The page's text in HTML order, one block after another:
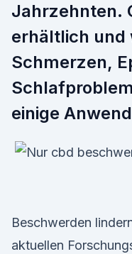
Jahrzehnten.
erhältlich und
Schmerzen,
einige
Beschwerden
aktuellen